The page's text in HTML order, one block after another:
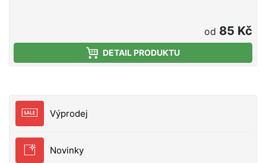
Výprodej
Novinky
od 85 Kč
DETAIL PRODUKTU